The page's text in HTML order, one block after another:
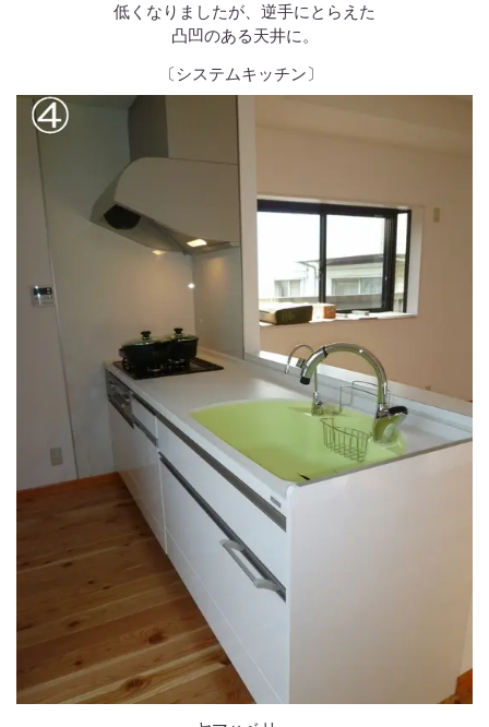
低くなりましたが、逆手にとらえた
凸凹のある天井に。
〔システムキッチン〕